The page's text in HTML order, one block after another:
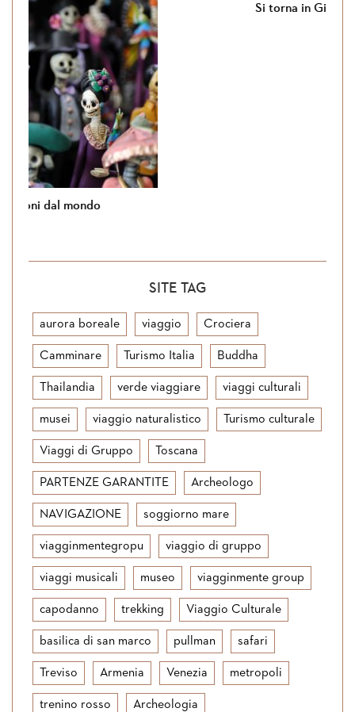
SITE TAG
aurora boreale viaggio Crociera
Camminare Turismo Italia Buddha
Thailandia verde viaggiare viaggi culturali
musei viaggio naturalistico Turismo culturale
Viaggi di Gruppo Toscana
PARTENZE GARANTITE Archeologo
NAVIGAZIONE soggiorno mare
viagginmentegropu viaggio di gruppo
viaggi musicali museo viagginmente group
capodanno trekking Viaggio Culturale
basilica di san marco pullman safari
Treviso Armenia Venezia metropoli
trenino rosso Archeologia